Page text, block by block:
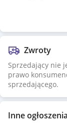
Zwroty
Sprzedający nie
prawo
sprzedającego.
Inne